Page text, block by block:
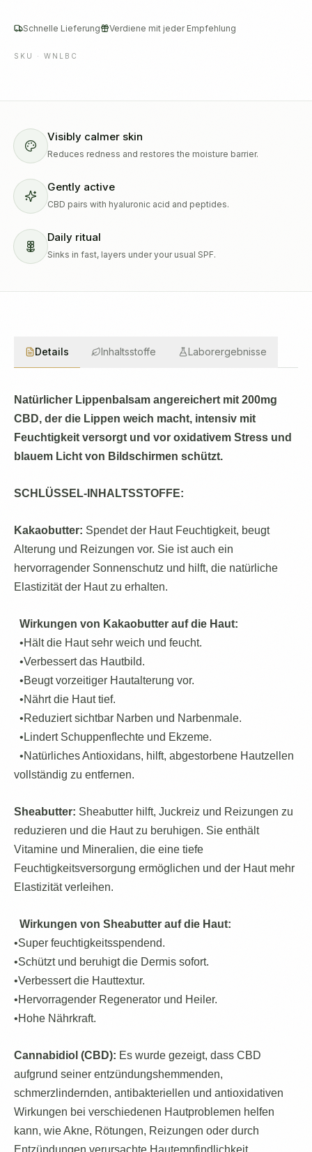
Schnelle Lieferung Verdiene mit jeder Empfehlung
SKU · WNLBC
Visibly calmer skin
Reduces redness and restores the moisture barrier.
Gently active
CBD pairs with hyaluronic acid and peptides.
Daily ritual
Sinks in fast, layers under your usual SPF.
Details Inhaltsstoffe Laborergebnisse
Natürlicher Lippenbalsam angereichert mit 200mg
CBD, der die Lippen weich macht, intensiv mit
Feuchtigkeit versorgt und vor oxidativem Stress und
blauem Licht von Bildschirmen schützt.
SCHLÜSSEL-INHALTSSTOFFE:
Kakaobutter: Spendet der Haut Feuchtigkeit, beugt
Alterung und Reizungen vor. Sie ist auch ein
hervorragender Sonnenschutz und hilft, die natürliche
Elastizität der Haut zu erhalten.
Wirkungen von Kakaobutter auf die Haut:
•Hält die Haut sehr weich und feucht.
•Verbessert das Hautbild.
•Beugt vorzeitiger Hautalterung vor.
•Nährt die Haut tief.
•Reduziert sichtbar Narben und Narbenmale.
•Lindert Schuppenflechte und Ekzeme.
•Natürliches Antioxidans, hilft, abgestorbene Hautzellen
vollständig zu entfernen.
Sheabutter: Sheabutter hilft, Juckreiz und Reizungen zu
reduzieren und die Haut zu beruhigen. Sie enthält
Vitamine und Mineralien, die eine tiefe
Feuchtigkeitsversorgung ermöglichen und der Haut mehr
Elastizität verleihen.
Wirkungen von Sheabutter auf die Haut:
•Super feuchtigkeitsspendend.
•Schützt und beruhigt die Dermis sofort.
•Verbessert die Hauttextur.
•Hervorragender Regenerator und Heiler.
•Hohe Nährkraft.
Cannabidiol (CBD): Es wurde gezeigt, dass CBD
aufgrund seiner entzündungshemmenden,
schmerzlindernden, antibakteriellen und antioxidativen
Wirkungen bei verschiedenen Hautproblemen helfen
kann, wie Akne, Rötungen, Reizungen oder durch
Entzündungen verursachte Hautempfindlichkeit.